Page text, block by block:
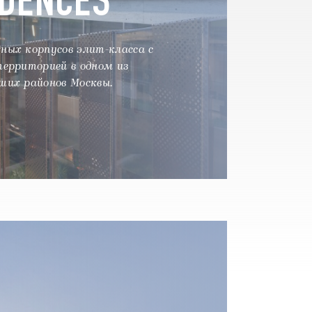
корпусов элит-класса с
в одном из
районов Москвы.